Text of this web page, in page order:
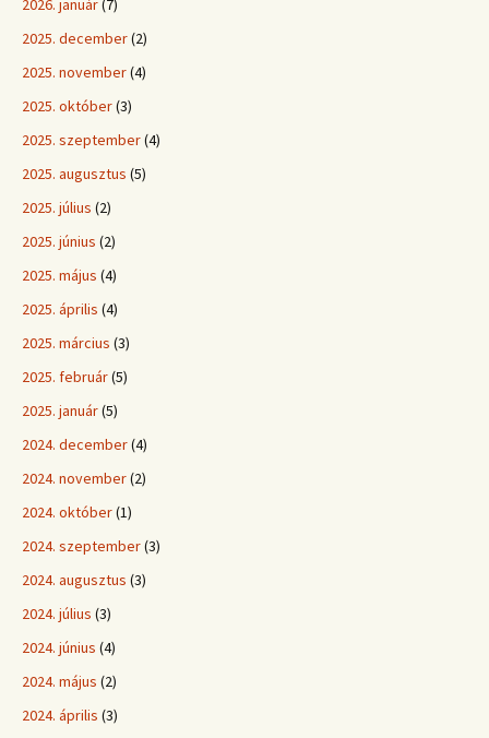
2026. január(7)
2025. december(2)
2025. november(4)
2025. október(3)
2025. szeptember(4)
2025. augusztus (5)
2025. július (2)
2025. június (2)
2025. május (4)
2025. április (4)
2025. március (3)
2025. február(5)
2025. január(5)
2024. december(4)
2024. november(2)
2024. október(1)
2024. szeptember(3)
2024. augusztus (3)
2024. július (3)
2024. június (4)
2024. május (2)
2024. április (3)